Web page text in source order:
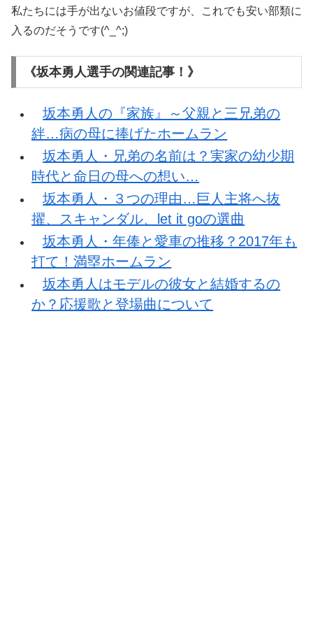
私たちには手が出ないお値段ですが、これでも安い部類に
入るのだそうです(^_^;)
《坂本勇人選手の関連記事！》
坂本勇人の『家族』～父親と三兄弟の
絆…病の母に捧げたホームラン
坂本勇人・兄弟の名前は？実家の幼少期
時代と命日の母への想い…
坂本勇人・３つの理由…巨人主将へ抜
擢、スキャンダル、let it goの選曲
坂本勇人・年俸と愛車の推移？2017年も
打て！満塁ホームラン
坂本勇人はモデルの彼女と結婚するの
か？応援歌と登場曲について